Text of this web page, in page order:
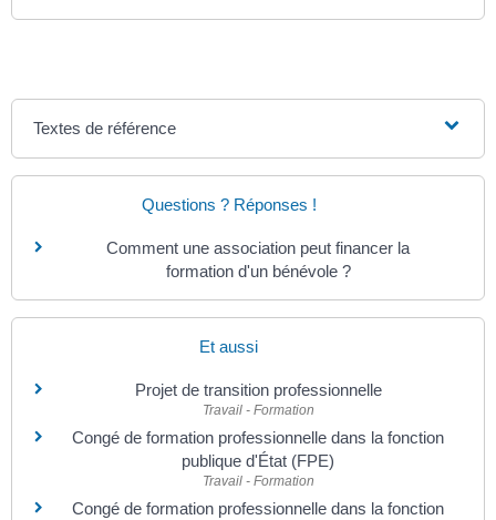
Textes de référence
Questions ? Réponses !
Comment une association peut financer la
formation d'un bénévole ?
Et aussi
Projet de transition professionnelle
Travail - Formation
Congé de formation professionnelle dans la fonction
publique d'État (FPE)
Travail - Formation
Congé de formation professionnelle dans la fonction